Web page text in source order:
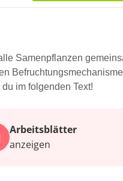
Samenpflanzen
im folgenden Text!
Arbeits­blätter
anzeigen